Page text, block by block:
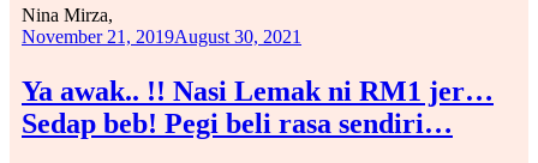
Ya awak.. !! Nasi Lemak ni RM1 jer…
Sedap beb! Pegi beli rasa sendiri…
Nina Mirza,
November 21, 2019August 30, 2021